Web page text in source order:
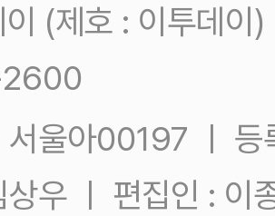
이 (제호 : 이투데
서울아00197 ㅣ
상우 ㅣ 편집인 : 이